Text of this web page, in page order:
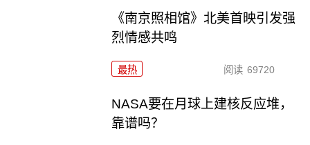
《南京照相馆》北美首映引发强
烈情感共鸣
最热 阅读 69720
NASA要在月球上建核反应堆，
靠谱吗？